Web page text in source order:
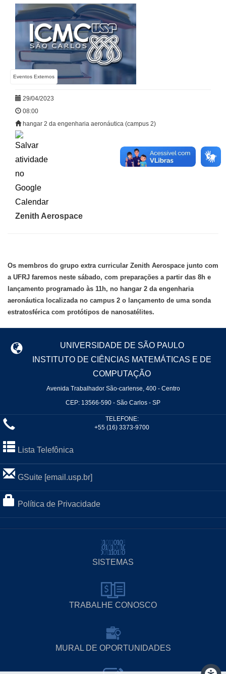
Eventos Externos
29/04/2023
08:00
hangar 2 da engenharia aeronáutica (campus 2)
Zenith Aerospace
Os membros do grupo extra curricular Zenith Aerospace junto com
a UFRJ faremos neste sábado, com preparações a partir das 8h e
lançamento programado às 11h, no hangar 2 da engenharia
aeronáutica localizada no campus 2 o lançamento de uma sonda
estratosférica com protótipos de nanosatélites.
UNIVERSIDADE DE SÃO PAULO
INSTITUTO DE CIÊNCIAS MATEMÁTICAS E DE
COMPUTAÇÃO
Avenida Trabalhador São-carlense, 400 - Centro
CEP: 13566-590 - São Carlos - SP
TELEFONE:
+55 (16) 3373-9700
Lista Telefônica
GSuite [email.usp.br]
Política de Privacidade
SISTEMAS
TRABALHE CONOSCO
MURAL DE OPORTUNIDADES